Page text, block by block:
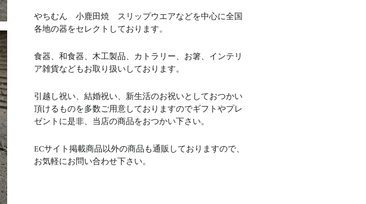
やちむん 小鹿田焼 スリップウエアなどを中心に全国
各地の器をセレクトしております。
食器、和食器、木工製品、カトラリー、お箸、インテリ
ア雑貨などもお取り扱いしております。
引越し祝い、結婚祝い、新生活のお祝いとしておつかい
頂けるものを多数ご用意しておりますのでギフトやプレ
ゼントに是非、当店の商品をおつかい下さい。
ECサイト掲載商品以外の商品も通販しておりますので、
お気軽にお問い合わせ下さい。